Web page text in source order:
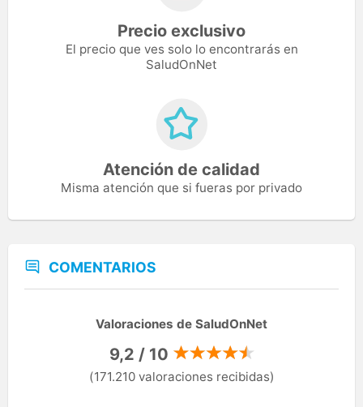
Precio exclusivo
El precio que ves solo lo encontrarás en
SaludOnNet
Atención de calidad
Misma atención que si fueras por privado
COMENTARIOS
Valoraciones de SaludOnNet
9,2 / 10
(171.210 valoraciones recibidas)